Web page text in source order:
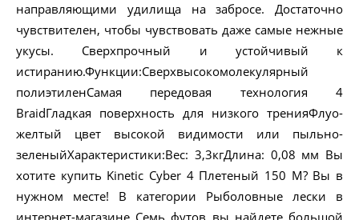
направляющими удилища на забросе. Достаточно
чувствителен, чтобы чувствовать даже самые нежные
укусы. Сверхпрочный и устойчивый к
истиранию.Функции:Сверхвысокомолекулярный
полиэтиленСамая передовая технология 4
BraidГладкая поверхность для низкого тренияФлуо-
желтый цвет высокой видимости или пыльно-
зеленыйХарактеристики:Вес: 3,3кгДлина: 0,08 мм Вы
хотите купить Kinetic Cyber 4 Плетеный 150 M? Вы в
нужном месте! В категории Рыболовные лески в